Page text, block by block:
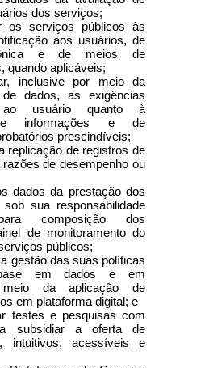
dos serviços;
os serviços públicos às
aos usuários, de
e de meios de
quando aplicáveis;
inclusive por meio da
de dados, as exigências
ao usuário quanto à
informações e de
prescindíveis;
replicação de registros de
de desempenho ou
dados da prestação dos
sua responsabilidade
composição dos
de monitoramento do
públicos;
gestão das suas políticas
em dados e em
da aplicação de
em plataforma digital; e
testes e pesquisas com
subsidiar a oferta de
intuitivos, acessíveis e